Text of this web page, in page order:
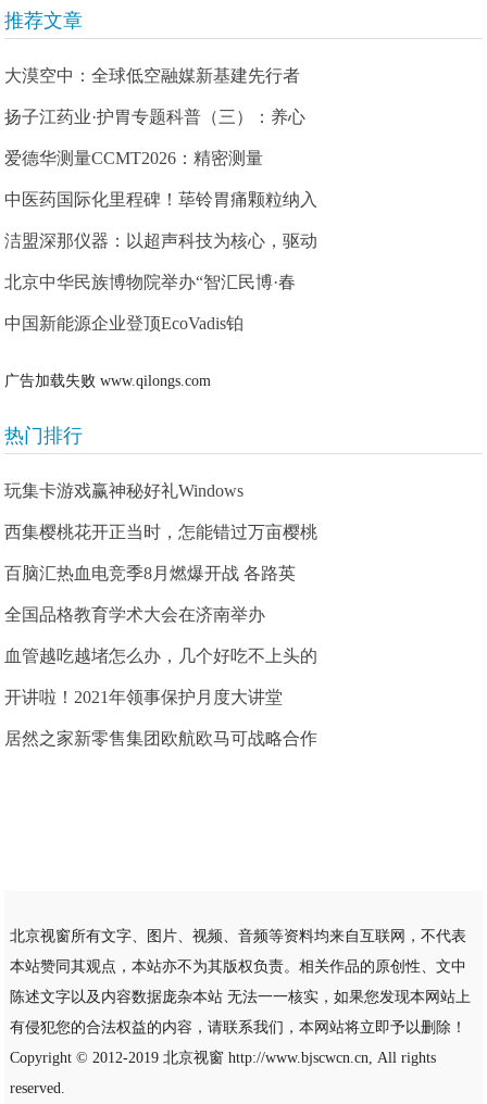
推荐文章
大漠空中：全球低空融媒新基建先行者
扬子江药业·护胃专题科普（三）：养心
爱德华测量CCMT2026：精密测量
中医药国际化里程碑！荜铃胃痛颗粒纳入
洁盟深那仪器：以超声科技为核心，驱动
北京中华民族博物院举办“智汇民博·春
中国新能源企业登顶EcoVadis铂
广告加载失败www.qilongs.com
热门排行
玩集卡游戏赢神秘好礼Windows
西集樱桃花开正当时，怎能错过万亩樱桃
百脑汇热血电竞季8月燃爆开战 各路英
全国品格教育学术大会在济南举办
血管越吃越堵怎么办，几个好吃不上头的
开讲啦！2021年领事保护月度大讲堂
居然之家新零售集团欧航欧马可战略合作
北京视窗所有文字、图片、视频、音频等资料均来自互联网，不代表
本站赞同其观点，本站亦不为其版权负责。相关作品的原创性、文中
陈述文字以及内容数据庞杂本站 无法一一核实，如果您发现本网站上
有侵犯您的合法权益的内容，请联系我们，本网站将立即予以删除！
Copyright © 2012-2019 北京视窗http://www.bjscwcn.cn, All rights
reserved.